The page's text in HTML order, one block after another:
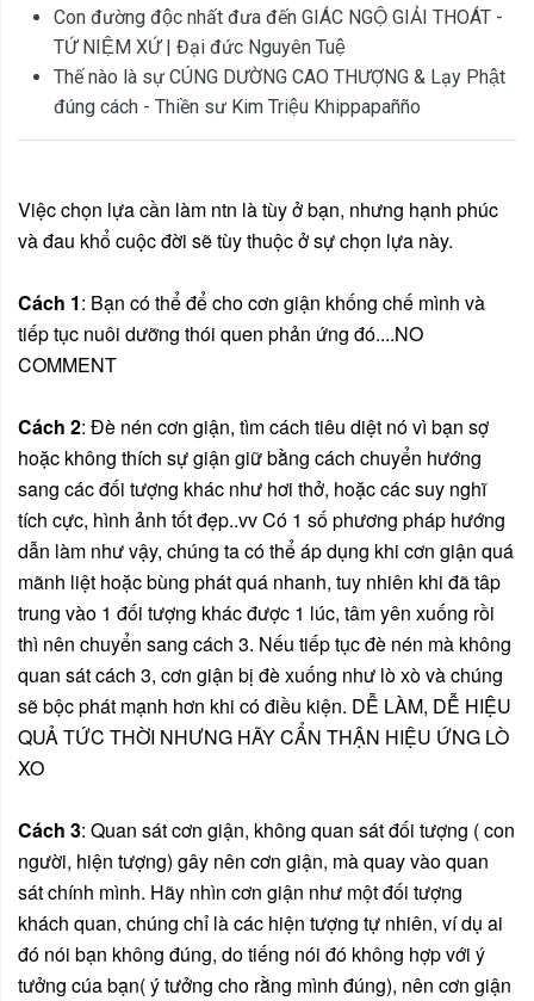
Con đường độc nhất đưa đến GIÁC NGỘ GIẢI THOÁT -
TỨ NIỆM XỨ | Đại đức Nguyên Tuệ
Thế nào là sự CÚNG DƯỜNG CAO THƯỢNG & Lạy Phật
đúng cách - Thiền sư Kim Triệu Khippapañño
Việc chọn lựa cần làm ntn là tùy ở bạn, nhưng hạnh phúc
và đau khổ cuộc đời sẽ tùy thuộc ở sự chọn lựa này.
Cách 1: Bạn có thể để cho cơn giận khống chế mình và
tiếp tục nuôi dưỡng thói quen phản ứng đó....NO
COMMENT
Cách 2: Đè nén cơn giận, tìm cách tiêu diệt nó vì bạn sợ
hoặc không thích sự giận giữ bằng cách chuyển hướng
sang các đối tượng khác như hơi thở, hoặc các suy nghĩ
tích cực, hình ảnh tốt đẹp..vv Có 1 số phương pháp hướng
dẫn làm như vậy, chúng ta có thể áp dụng khi cơn giận quá
mãnh liệt hoặc bùng phát quá nhanh, tuy nhiên khi đã tâp
trung vào 1 đối tượng khác được 1 lúc, tâm yên xuống rồi
thì nên chuyển sang cách 3. Nếu tiếp tục đè nén mà không
quan sát cách 3, cơn giận bị đè xuống như lò xò và chúng
sẽ bộc phát mạnh hơn khi có điều kiện. DỄ LÀM, DỄ HIỆU
QUẢ TỨC THỜI NHƯNG HÃY CẨN THẬN HIỆU ỨNG LÒ
XO
Cách 3: Quan sát cơn giận, không quan sát đối tượng ( con
người, hiện tượng) gây nên cơn giận, mà quay vào quan
sát chính mình. Hãy nhìn cơn giận như một đối tượng
khách quan, chúng chỉ là các hiện tượng tự nhiên, ví dụ ai
đó nói bạn không đúng, do tiếng nói đó không hợp với ý
tưởng cúa bạn( ý tưởng cho rằng mình đúng), nên cơn giận